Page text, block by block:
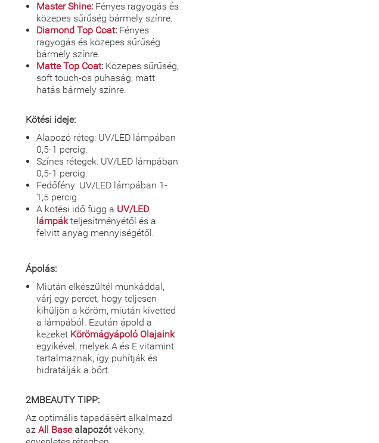
Master Shine: Fényes ragyogás és
közepes sűrűség bármely színre.
Diamond Top Coat: Fényes
ragyogás és közepes sűrűség
bármely színre.
Matte Top Coat: Közepes sűrűség,
soft touch-os puhaság, matt
hatás bármely színre.
Kötési ideje:
Alapozó réteg: UV/LED lámpában
0,5-1 percig.
Színes rétegek: UV/LED lámpában
0,5-1 percig.
Fedőfény: UV/LED lámpában 1-
1,5 percig.
A kötési idő függ a UV/LED
lámpákteljesítményétől és a
felvitt anyag mennyiségétől.
Ápolás:
Miután elkészültél munkáddal,
várj egy percet, hogy teljesen
kihüljön a köröm, miután kivetted
a lámpából. Ezután ápold a
kezeket Körömágyápoló Olajaink
egyikével, melyek A és E vitamint
tartalmaznak, így puhítják és
hidratálják a bőrt.
2MBEAUTY TIPP:
Az optimális tapadásért alkalmazd
az All Basealapozótvékony,